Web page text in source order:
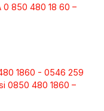
0 850 480 18 60 –
1860 - 0546 259
0850 480 1860 –